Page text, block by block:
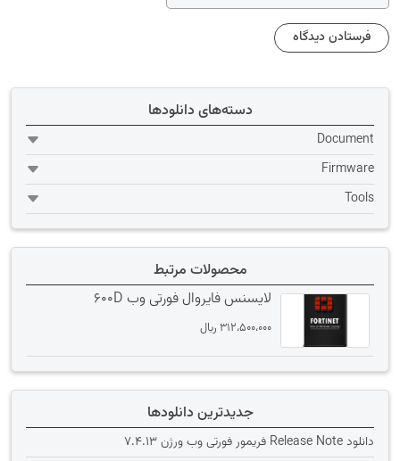
دسته‌های دانلودها
Document
Firmware
Tools
محصولات مرتبط
لایسنس فایروال فورتی وب 600D
312،500،000 ﷼
جدیدترین دانلودها
دانلود Release Note فریمور فورتی وب ورژن 7.4.13